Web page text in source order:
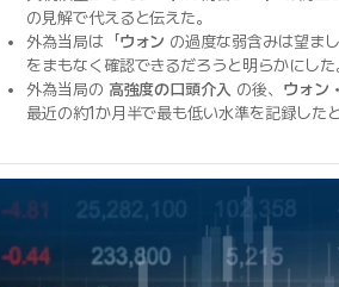
の見解で代えると伝えた。
外為当局は「ウォン の過度な弱含みは望ま
をまもなく確認できるだろうと明らかにした
外為当局の 高強度の口頭介入 の後、 ウォン
最近の約1か月半で最も低い水準を記録したと